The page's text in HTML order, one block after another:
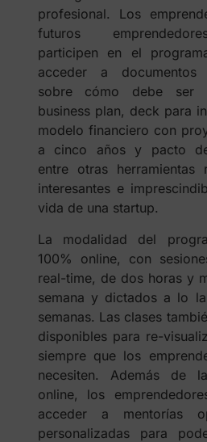
profesional. Los
futuros
participen en el
acceder a documentos
sobre cómo debe ser
business plan, deck para
modelo financiero con
a cinco años y pacto
entre otras herramientas
interesantes e
vida de una startup.
La modalidad del
100% online, con
real-time, de dos horas y
semana y dictados a lo
semanas. Las clases
disponibles para re-
siempre que los
necesiten. Además de
online, los
acceder a mentorías
personalizadas para